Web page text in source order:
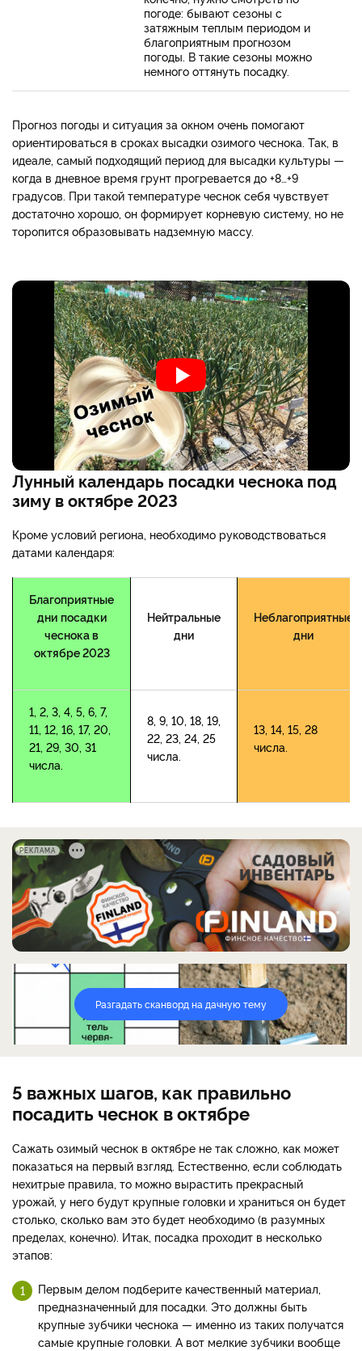
погоде: бывают сезоны с
затяжным теплым периодом и
благоприятным прогнозом
погоды. В такие сезоны можно
немного оттянуть посадку.
Прогноз погоды и ситуация за окном очень помогают
ориентироваться в сроках высадки озимого чеснока. Так, в
идеале, самый подходящий период для высадки культуры —
когда в дневное время грунт прогревается до +8…+9
градусов. При такой температуре чеснок себя чувствует
достаточно хорошо, он формирует корневую систему, но не
торопится образовывать надземную массу.
Лунный календарь посадки чеснока под
зиму в октябре 2023
Кроме условий региона, необходимо руководствоваться
датами календаря:
Благоприятные
дни посадки
чеснока в
октябре 2023
Нейтральные
дни
Неблагоприятные
дни
1, 2, 3, 4, 5, 6, 7,
11, 12, 16, 17, 20,
21, 29, 30, 31
числа.
8, 9, 10, 18, 19,
22, 23, 24, 25
числа.
13, 14, 15, 28
числа.
РЕКЛАМА
Разгадать сканворд на дачную тему
5 важных шагов, как правильно
посадить чеснок в октябре
Сажать озимый чеснок в октябре не так сложно, как может
показаться на первый взгляд. Естественно, если соблюдать
нехитрые правила, то можно вырастить прекрасный
урожай, у него будут крупные головки и храниться он будет
столько, сколько вам это будет необходимо (в разумных
пределах, конечно). Итак, посадка проходит в несколько
этапов:
Первым делом подберите качественный материал,
предназначенный для посадки. Это должны быть
крупные зубчики чеснока — именно из таких получатся
самые крупные головки. А вот мелкие зубчики вообще